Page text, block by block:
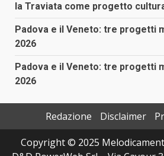
la Traviata come progetto
Padova e il Veneto: tre progetti
2026
Padova e il Veneto: tre progetti
2026
Redazione Disclaimer
Copyright © 2025